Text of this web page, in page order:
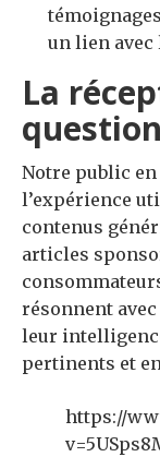
un lien avec
La
Notre public
l’expérience
contenus
articles
résonnent
leur
pertinents et
https://